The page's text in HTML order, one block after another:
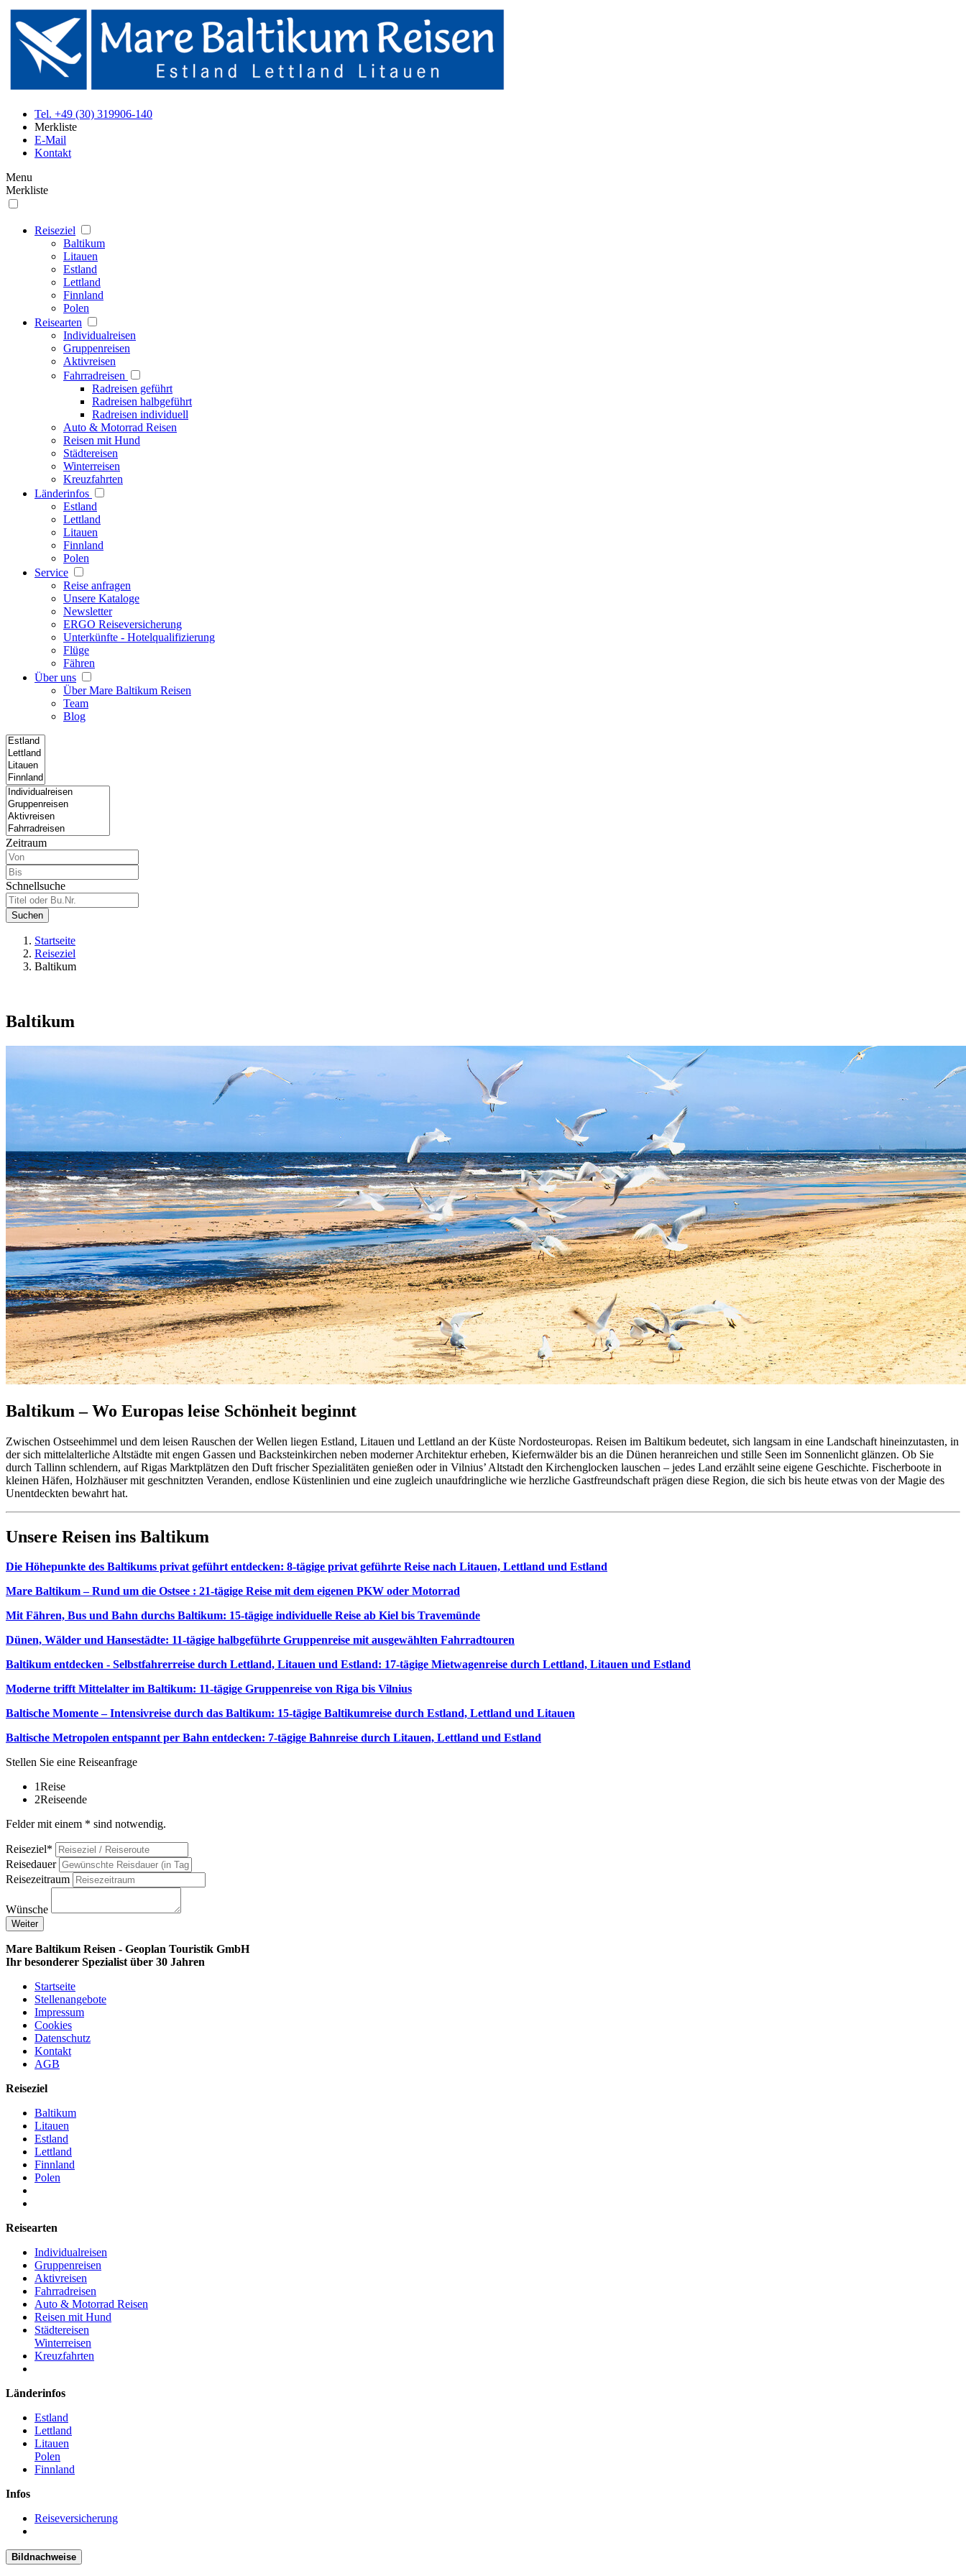
Tel. +49 (30) 319906-140
Merkliste
E-Mail
Kontakt
Menu
Merkliste
Reiseziel
Baltikum
Litauen
Estland
Lettland
Finnland
Polen
Reisearten
Individualreisen
Gruppenreisen
Aktivreisen
Fahrradreisen
Radreisen geführt
Radreisen halbgeführt
Radreisen individuell
Auto & Motorrad Reisen
Reisen mit Hund
Städtereisen
Winterreisen
Kreuzfahrten
Länderinfos
Estland
Lettland
Litauen
Finnland
Polen
Service
Reise anfragen
Unsere Kataloge
Newsletter
ERGO Reiseversicherung
Unterkünfte - Hotelqualifizierung
Flüge
Fähren
Über uns
Über Mare Baltikum Reisen
Team
Blog
Zeitraum
Schnellsuche
Suchen
Startseite
Reiseziel
Baltikum
Baltikum
Baltikum – Wo Europas leise Schönheit beginnt
Zwischen Ostseehimmel und dem leisen Rauschen der Wellen liegen Estland, Litauen und Lettland an der Küste Nordosteuropas. Reisen im Baltikum bedeutet, sich langsam in eine Landschaft hineinzutasten, in
der sich mittelalterliche Altstädte mit engen Gassen und Backsteinkirchen neben moderner Architektur erheben, Kiefernwälder bis an die Dünen heranreichen und stille Seen im Sonnenlicht glänzen. Ob Sie
durch Tallinn schlendern, auf Rigas Marktplätzen den Duft frischer Spezialitäten genießen oder in Vilnius’ Altstadt den Kirchenglocken lauschen – jedes Land erzählt seine eigene Geschichte. Fischerboote in
kleinen Häfen, Holzhäuser mit geschnitzten Veranden, endlose Küstenlinien und eine zugleich unaufdringliche wie herzliche Gastfreundschaft prägen diese Region, die sich bis heute etwas von der Magie des
Unentdeckten bewahrt hat.
Unsere Reisen ins Baltikum
Die Höhepunkte des Baltikums privat geführt entdecken: 8-tägige privat geführte Reise nach Litauen, Lettland und Estland
Mare Baltikum – Rund um die Ostsee : 21-tägige Reise mit dem eigenen PKW oder Motorrad
Mit Fähren, Bus und Bahn durchs Baltikum: 15-tägige individuelle Reise ab Kiel bis Travemünde
Dünen, Wälder und Hansestädte: 11-tägige halbgeführte Gruppenreise mit ausgewählten Fahrradtouren
Baltikum entdecken - Selbstfahrerreise durch Lettland, Litauen und Estland: 17-tägige Mietwagenreise durch Lettland, Litauen und Estland
Moderne trifft Mittelalter im Baltikum: 11-tägige Gruppenreise von Riga bis Vilnius
Baltische Momente – Intensivreise durch das Baltikum: 15-tägige Baltikumreise durch Estland, Lettland und Litauen
Baltische Metropolen entspannt per Bahn entdecken: 7-tägige Bahnreise durch Litauen, Lettland und Estland
Stellen Sie eine Reiseanfrage
1Reise
2Reiseende
Felder mit einem * sind notwendig.
Reiseziel*
Reisedauer
Reisezeitraum
Wünsche
Weiter
Mare Baltikum Reisen - Geoplan Touristik GmbH
Ihr besonderer Spezialist über 30 Jahren
Startseite
Stellenangebote
Impressum
Cookies
Datenschutz
Kontakt
AGB
Reiseziel
Baltikum
Litauen
Estland
Lettland
Finnland
Polen
Reisearten
Individualreisen
Gruppenreisen
Aktivreisen
Fahrradreisen
Auto & Motorrad Reisen
Reisen mit Hund
Städtereisen
Winterreisen
Kreuzfahrten
Länderinfos
Estland
Lettland
Litauen
Polen
Finnland
Infos
Reiseversicherung
Bildnachweise